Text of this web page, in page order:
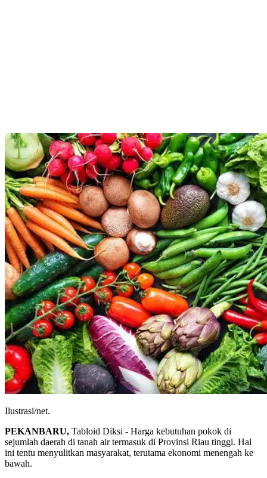
Ilustrasi/net.
PEKANBARU, Tabloid Diksi - Harga kebutuhan pokok di
sejumlah daerah di tanah air termasuk di Provinsi Riau tinggi. Hal
ini tentu menyulitkan masyarakat, terutama ekonomi menengah ke
bawah.